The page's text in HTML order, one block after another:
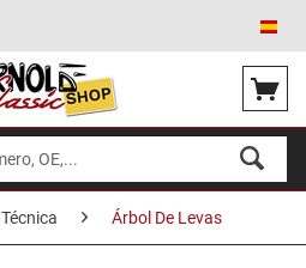
Técnica Árbol De Levas